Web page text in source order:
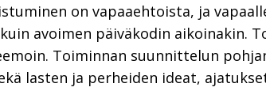
on vapaaehtoista, ja
avoimen päiväkodin aikoinakin.
Toiminnan suunnittelun
lasten ja perheiden ideat,